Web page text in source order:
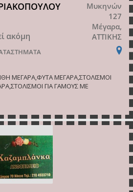
ακόμη
Μυκηνών
127
Μέγαρα,
ΑΤΤΙΚΗΣ
ΜΕΓΑΡΑ,ΦΥΤΑ ΜΕΓΑΡΑ,ΣΤΟΛΙΣΜΟΙ
ΓΙΑ ΓΑΜΟΥΣ ΜΕ